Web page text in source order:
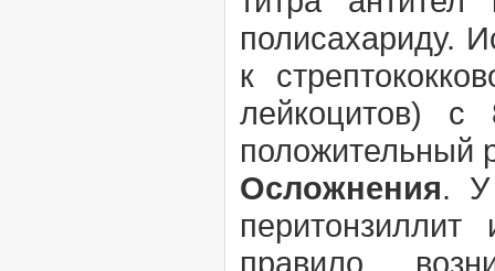
полисахариду.
к
лейкоцитов)
положительный
Осложнения. У
правило,